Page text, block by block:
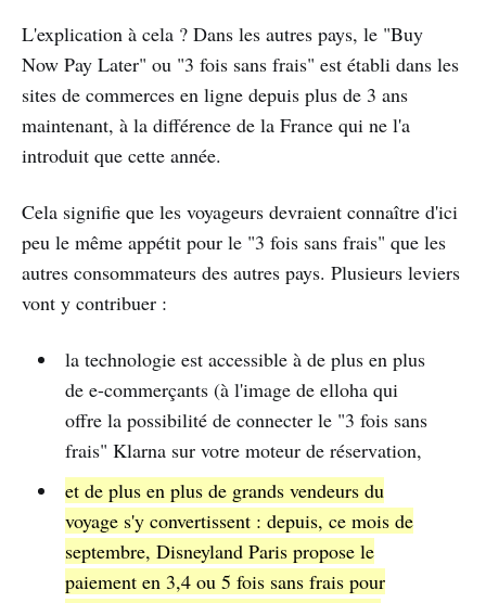
L'explication à cela ? Dans les autres pays, le "Buy
Now Pay Later" ou "3 fois sans frais" est établi dans les
sites de commerces en ligne depuis plus de 3 ans
maintenant, à la différence de la France qui ne l'a
introduit que cette année.
Cela signifie que les voyageurs devraient connaître d'ici
peu le même appétit pour le "3 fois sans frais" que les
autres consommateurs des autres pays. Plusieurs leviers
vont y contribuer :
la technologie est accessible à de plus en plus
de e-commerçants (à l'image de elloha qui
offre la possibilité de connecter le "3 fois sans
frais" Klarna sur votre moteur de réservation,
et de plus en plus de grands vendeurs du
voyage s'y convertissent : depuis, ce mois de
septembre, Disneyland Paris propose le
paiement en 3,4 ou 5 fois sans frais pour